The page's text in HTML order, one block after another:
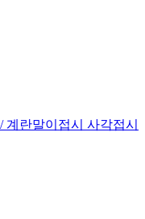
계란말이접시 사각접시